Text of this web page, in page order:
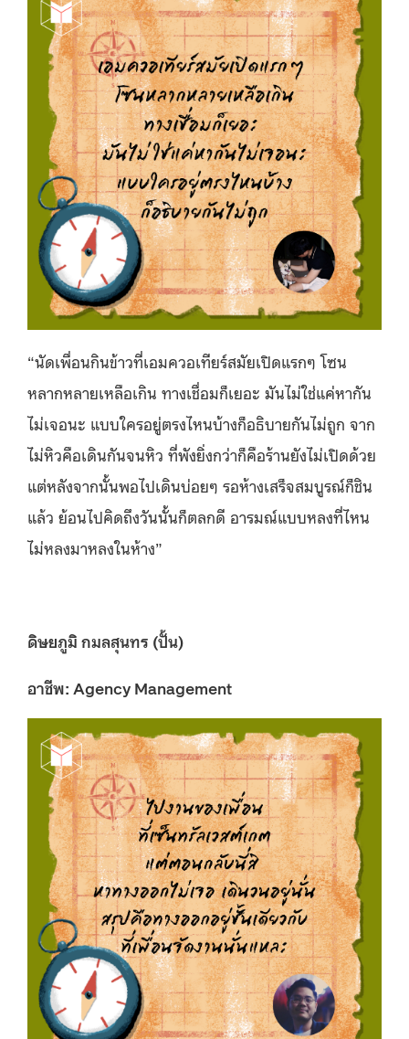
“นัดเพื่อนกินข้าวที่เอมควอเทียร์สมัยเปิดแรกๆ โซน
หลากหลายเหลือเกิน ทางเชื่อมก็เยอะ มันไม่ใช่แค่หากัน
ไม่เจอนะ แบบใครอยู่ตรงไหนบ้างก็อธิบายกันไม่ถูก จาก
ไม่หิวคือเดินกันจนหิว ที่พังยิ่งกว่าก็คือร้านยังไม่เปิดด้วย
แต่หลังจากนั้นพอไปเดินบ่อยๆ รอห้างเสร็จสมบูรณ์ก็ชิน
แล้ว ย้อนไปคิดถึงวันนั้นก็ตลกดี อารมณ์แบบหลงที่ไหน
ไม่หลงมาหลงในห้าง”
ดิษยภูมิ กมลสุนทร (ปั้น)
อาชีพ: Agency Management